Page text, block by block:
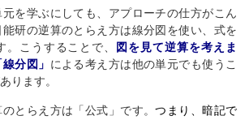
を学ぶにしても、アプローチの仕方がこん
研の逆算のとらえ方は線分図を使い、式を
こうすることで、
図を見て逆算を考えま
線分図」 による考え方は他の単元でも使うこ
ります。
とらえ方は「公式」です。つまり、暗記で